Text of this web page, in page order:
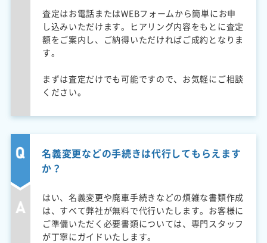
査定はお電話またはWEBフォームから簡単にお申
し込みいただけます。ヒアリング内容をもとに査定
額をご案内し、ご納得いただければご成約となりま
す。
まずは査定だけでも可能ですので、お気軽にご相談
ください。
名義変更などの手続きは代行してもらえます
か？
はい、名義変更や廃車手続きなどの煩雑な書類作成
は、すべて弊社が無料で代行いたします。お客様に
ご準備いただく必要書類については、専門スタッフ
が丁寧にガイドいたします。